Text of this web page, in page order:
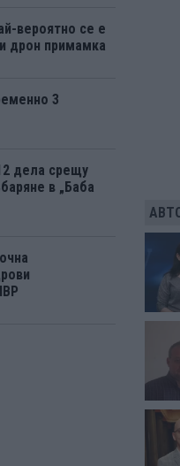
вероятно се е
дрон примамка
3
дела срещу
в „Баба